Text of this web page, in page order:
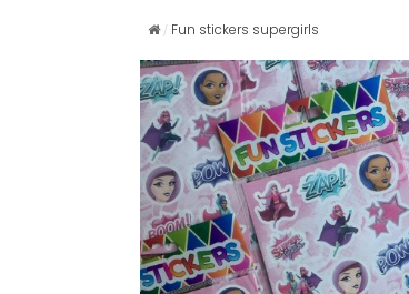
Fun stickers supergirls